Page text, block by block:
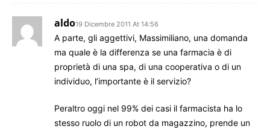
aldo19 Dicembre 2011 At 14:56
A parte, gli aggettivi, Massimiliano, una domanda
ma quale è la differenza se una farmacia è di
proprietà di una spa, di una cooperativa o di un
individuo, l’importante è il servizio?
Peraltro oggi nel 99% dei casi il farmacista ha lo
stesso ruolo di un robot da magazzino, prende un